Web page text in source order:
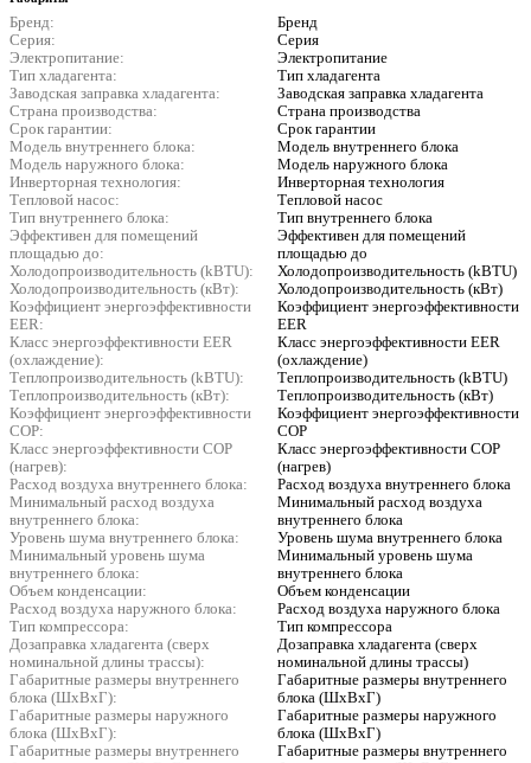
Бренд:
Бренд
Серия:
Серия
Электропитание:
Электропитание
Тип хладагента:
Тип хладагента
Заводская заправка хладагента:
Заводская заправка хладагента
Страна производства:
Страна производства
Срок гарантии:
Срок гарантии
Модель внутреннего блока:
Модель внутреннего блока
Модель наружного блока:
Модель наружного блока
Инверторная технология:
Инверторная технология
Тепловой насос:
Тепловой насос
Тип внутреннего блока:
Тип внутреннего блока
Эффективен для помещений
площадью до:
Эффективен для помещений
площадью до
Холодопроизводительность (kBTU):
Холодопроизводительность (kBTU)
Холодопроизводительность (кВт):
Холодопроизводительность (кВт)
Коэффициент энергоэффективности
EER:
Коэффициент энергоэффективности
EER
Класс энергоэффективности EER
(охлаждение):
Класс энергоэффективности EER
(охлаждение)
Теплопроизводительность (kBTU):
Теплопроизводительность (kBTU)
Теплопроизводительность (кВт):
Теплопроизводительность (кВт)
Коэффициент энергоэффективности
COP:
Коэффициент энергоэффективности
COP
Класс энергоэффективности COP
(нагрев):
Класс энергоэффективности COP
(нагрев)
Расход воздуха внутреннего блока:
Расход воздуха внутреннего блока
Минимальный расход воздуха
внутреннего блока:
Минимальный расход воздуха
внутреннего блока
Уровень шума внутреннего блока:
Уровень шума внутреннего блока
Минимальный уровень шума
внутреннего блока:
Минимальный уровень шума
внутреннего блока
Объем конденсации:
Объем конденсации
Расход воздуха наружного блока:
Расход воздуха наружного блока
Тип компрессора:
Тип компрессора
Дозаправка хладагента (сверх
номинальной длины трассы):
Дозаправка хладагента (сверх
номинальной длины трассы)
Габаритные размеры внутреннего
блока (ШxВxГ):
Габаритные размеры внутреннего
блока (ШxВxГ)
Габаритные размеры наружного
блока (ШxВxГ):
Габаритные размеры наружного
блока (ШxВxГ)
Габаритные размеры внутреннего
Габаритные размеры внутреннего